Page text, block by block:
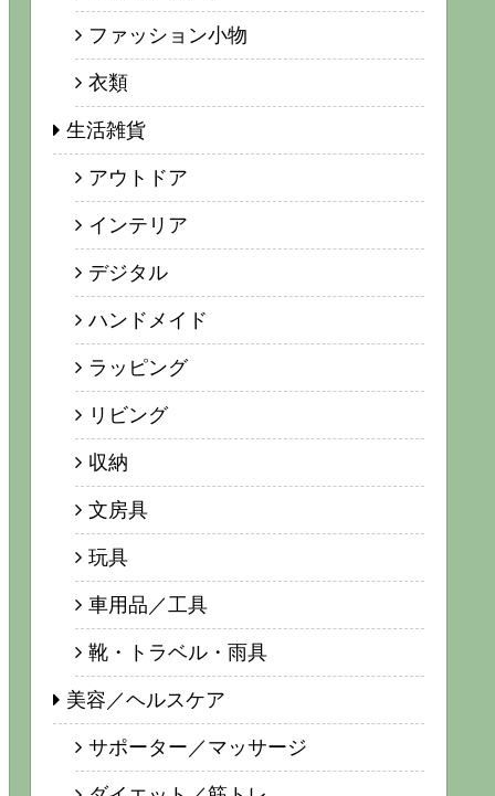
ファッション小物
衣類
生活雑貨
アウトドア
インテリア
デジタル
ハンドメイド
ラッピング
リビング
収納
文房具
玩具
車用品／工具
靴・トラベル・雨具
美容／ヘルスケア
サポーター／マッサージ